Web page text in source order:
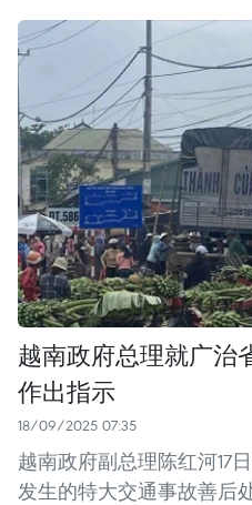
越南政府总理就广治
作出指示
18/09/2025 07:35
越南政府副总理陈红河17
发生的特大交通事故善后